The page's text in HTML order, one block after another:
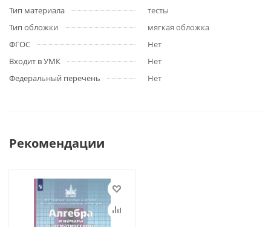
Тип материала
тесты
Тип обложки
мягкая обложка
ФГОС
Нет
Входит в УМК
Нет
Федеральный перечень
Нет
Рекомендации